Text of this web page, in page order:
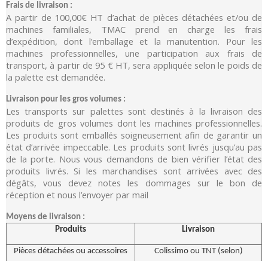
Frais de livraison :
A partir de 100,00€ HT d’achat de pièces détachées et/ou de
machines familiales, TMAC prend en charge les frais
d’expédition, dont l’emballage et la manutention. Pour les
machines professionnelles, une participation aux frais de
transport, à partir de 95 € HT, sera appliquée selon le poids de
la palette est demandée.
Livraison pour les gros volumes :
Les transports sur palettes sont destinés à la livraison des
produits de gros volumes dont les machines professionnelles.
Les produits sont emballés soigneusement afin de garantir un
état d’arrivée impeccable. Les produits sont livrés jusqu’au pas
de la porte. Nous vous demandons de bien vérifier l’état des
produits livrés. Si les marchandises sont arrivées avec des
dégâts, vous devez notes les dommages sur le bon de
réception et nous l’envoyer par mail
Moyens de livraison :
Produits
Livraison
Pièces détachées ou accessoires Colissimo ou TNT (selon)